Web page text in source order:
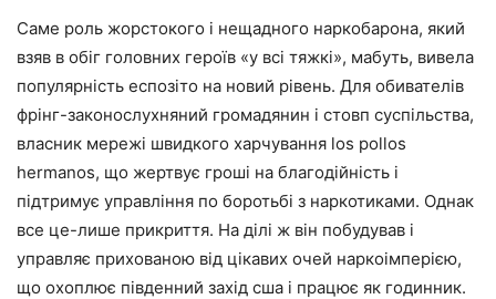
Саме роль жорстокого і нещадного наркобарона, який
взяв в обіг головних героїв «у всі тяжкі», мабуть, вивела
популярність еспозіто на новий рівень. Для обивателів
фрінг-законослухняний громадянин і стовп суспільства,
власник мережі швидкого харчування los pollos
hermanos, що жертвує гроші на благодійність і
підтримує управління по боротьбі з наркотиками. Однак
все це-лише прикриття. На ділі ж він побудував і
управляє прихованою від цікавих очей наркоімперією,
що охоплює південний захід сша і працює як годинник.